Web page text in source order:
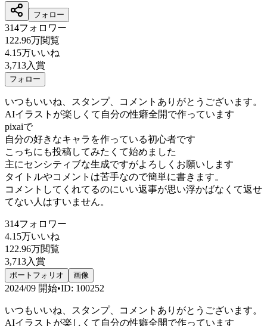
フォロー
314フォロワー
122.96万閲覧
4.15万いいね
3,713入賞
フォロー
いつもいいね、スタンプ、コメントありがとうございます。
AIイラストが楽しくて自分の性癖全開で作っています
pixaiで
自分の好きなキャラを作っている初心者です
こっちにも投稿してみたくて始めました
主にセンシティブな生成ですがよろしくお願いします
タイトルやコメントは苦手なので簡単に書きます。
コメントしてくれてるのにいい返事が思い浮かばなくて返せ
てない人はすいません。
314フォロワー
4.15万いいね
122.96万閲覧
3,713入賞
ポートフォリオ 画像
2024/09 開始•ID: 100252
いつもいいね、スタンプ、コメントありがとうございます。
AIイラストが楽しくて自分の性癖全開で作っています